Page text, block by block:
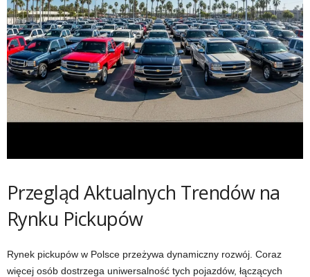
Przegląd Aktualnych Trendów na
Rynku Pickupów
Rynek pickupów w Polsce przeżywa dynamiczny rozwój. Coraz
więcej osób dostrzega uniwersalność tych pojazdów, łączących